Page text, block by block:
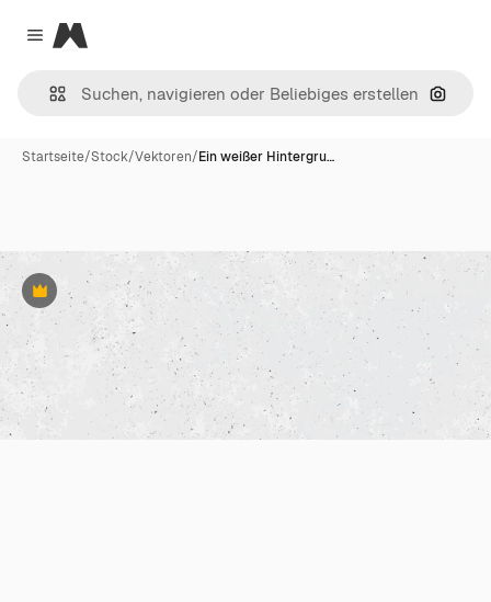
Close menu
Magnific
Nach
Startseite/Stock/Vektoren/Ein weißer Hintergru…
Premium